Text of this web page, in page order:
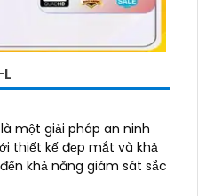
một giải pháp an ninh
khả năng giám sát sắc